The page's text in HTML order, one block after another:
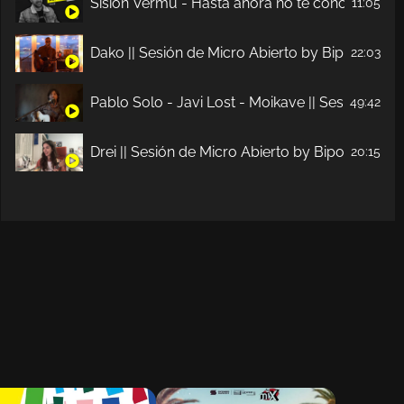
11:05
Dako || Sesión de Micro Abierto by Bipolaridad
22:03
Pablo Solo - Javi Lost - Moikave || Sesión de
49:42
Drei || Sesión de Micro Abierto by Bipolaridad
20:15